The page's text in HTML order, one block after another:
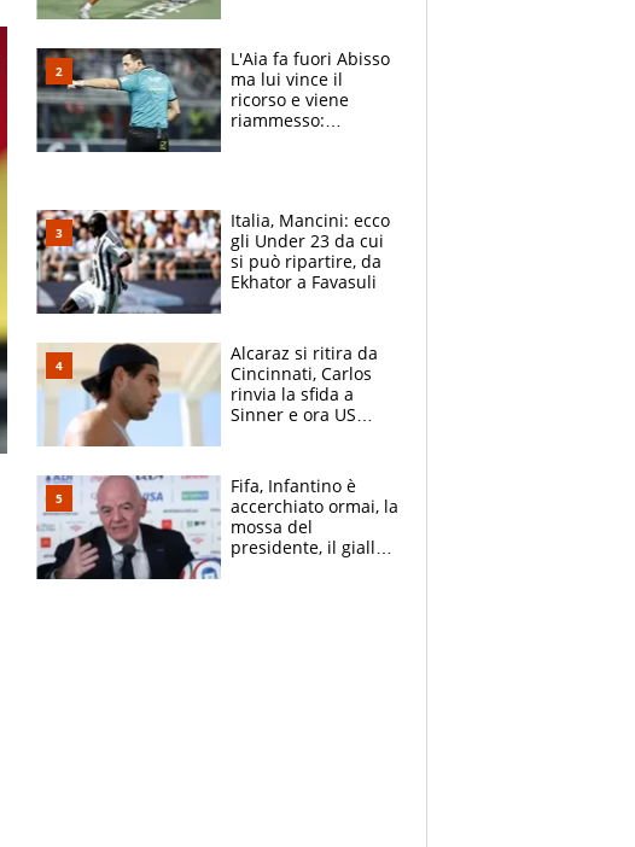
L'Aia fa fuori Abisso
ma lui vince il
ricorso e viene
riammesso:
Italia, Mancini: ecco
gli Under 23 da cui
si può ripartire, da
Ekhator a Favasuli
Alcaraz si ritira da
Cincinnati, Carlos
rinvia la sfida a
Sinner e ora US
Fifa, Infantino è
accerchiato ormai, la
mossa del
presidente, il giallo